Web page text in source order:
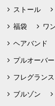
ストール
福袋 ワ
ヘアバンド
プルオーバー
フレグランス
ブルゾン